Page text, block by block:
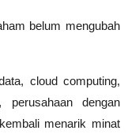
belum mengubah
cloud computing,
dengan
menarik minat